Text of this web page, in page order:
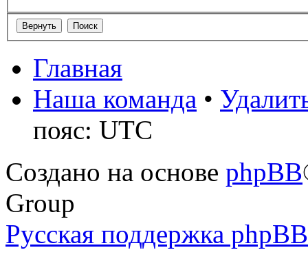
Главная
Наша команда •
пояс: UTC
Создано на основе phpBB
Group
Русская поддержка phpBB